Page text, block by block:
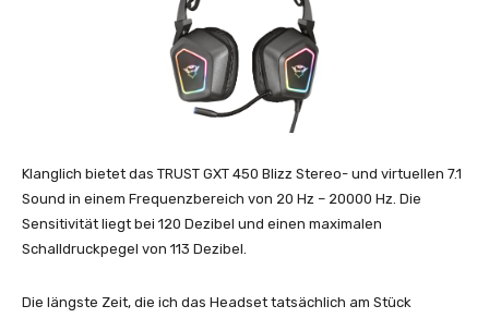
Klanglich bietet das TRUST GXT 450 Blizz Stereo- und virtuellen 7.1
Sound in einem Frequenzbereich von 20 Hz – 20000 Hz. Die
Sensitivität liegt bei 120 Dezibel und einen maximalen
Schalldruckpegel von 113 Dezibel.
Die längste Zeit, die ich das Headset tatsächlich am Stück